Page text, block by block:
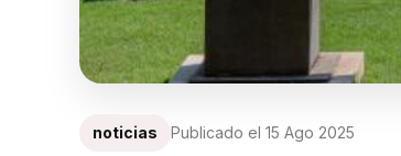
noticias Publicado el 15 Ago 2025